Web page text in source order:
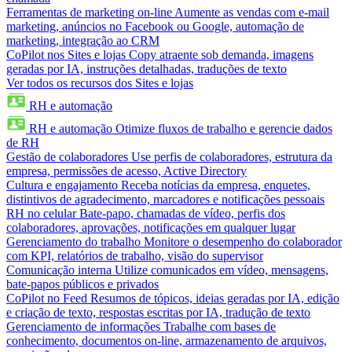
Ferramentas de marketing on-line Aumente as vendas com e-mail
marketing, anúncios no Facebook ou Google, automação de
marketing, integração ao CRM
CoPilot nos Sites e lojas Copy atraente sob demanda, imagens
geradas por IA, instruções detalhadas, traduções de texto
Ver todos os recursos dos Sites e lojas
RH e automação
RH e automação Otimize fluxos de trabalho e gerencie dados
de RH
Gestão de colaboradores Use perfis de colaboradores, estrutura da
empresa, permissões de acesso, Active Directory
Cultura e engajamento Receba notícias da empresa, enquetes,
distintivos de agradecimento, marcadores e notificações pessoais
RH no celular Bate-papo, chamadas de vídeo, perfis dos
colaboradores, aprovações, notificações em qualquer lugar
Gerenciamento do trabalho Monitore o desempenho do colaborador
com KPI, relatórios de trabalho, visão do supervisor
Comunicação interna Utilize comunicados em vídeo, mensagens,
bate-papos públicos e privados
CoPilot no Feed Resumos de tópicos, ideias geradas por IA, edição
e criação de texto, respostas escritas por IA, tradução de texto
Gerenciamento de informações Trabalhe com bases de
conhecimento, documentos on-line, armazenamento de arquivos,